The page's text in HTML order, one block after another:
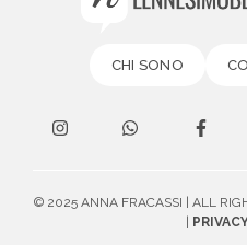
CHI SONO
© 2025 ANNA FRACASSI | ALL